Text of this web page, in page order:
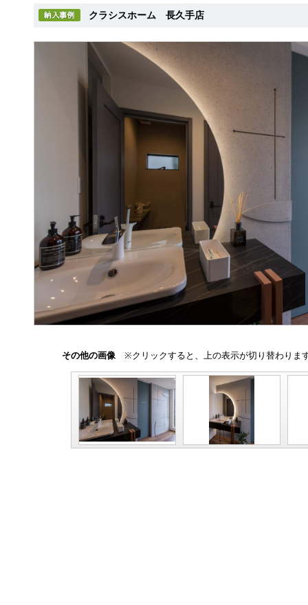
クラシスホーム 長久手店
その他の画像 ※クリックすると、上の表示が切り替わりま